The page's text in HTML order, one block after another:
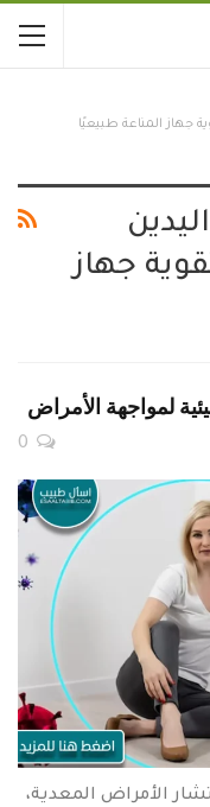
جهاز المناعة طبيعيًا
جهاز
لمواجهة الأمراض
الأمراض المعدية،